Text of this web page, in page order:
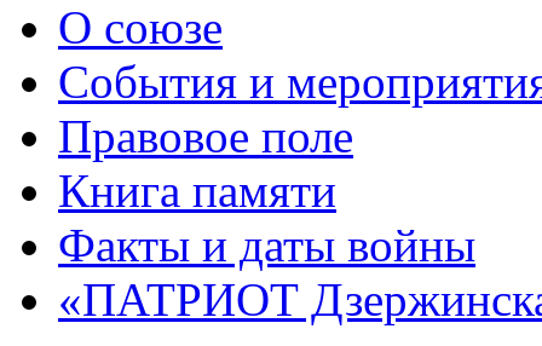
О союзе
События и
Правовое поле
Книга памяти
Факты и даты войны
«ПАТРИОТ